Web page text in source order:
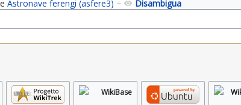
Disambigua
e Astronave ferengi (asfere3) +